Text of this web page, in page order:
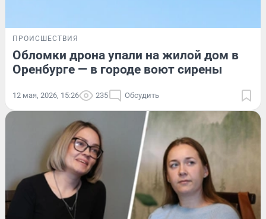
ПРОИСШЕСТВИЯ
Обломки дрона упали на жилой дом в
Оренбурге — в городе воют сирены
12 мая, 2026, 15:26 235 Обсудить